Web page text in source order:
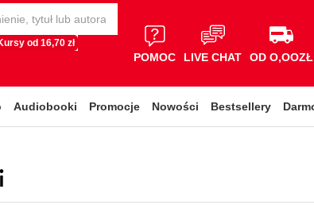
od 16,70 zł
POMOC LIVE CHAT OD O,OOZŁ
Audiobooki Promocje Nowości Bestsellery